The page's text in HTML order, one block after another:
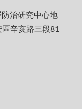
治研究中心地
辛亥路三段81